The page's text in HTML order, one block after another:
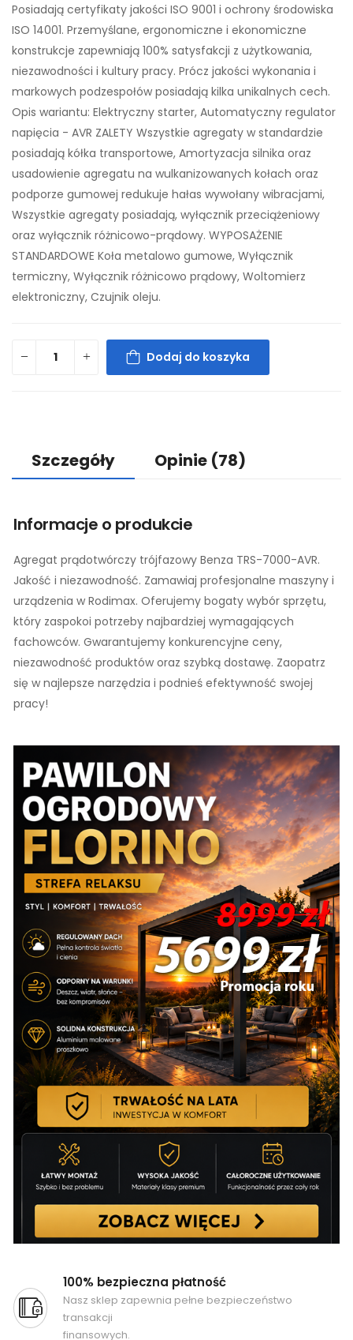
Posiadają certyfikaty jakości ISO 9001 i ochrony środowiska
ISO 14001. Przemyślane, ergonomiczne i ekonomiczne
konstrukcje zapewniają 100% satysfakcji z użytkowania,
niezawodności i kultury pracy. Prócz jakości wykonania i
markowych podzespołów posiadają kilka unikalnych cech.
Opis wariantu: Elektryczny starter, Automatyczny regulator
napięcia - AVR ZALETY Wszystkie agregaty w standardzie
posiadają kółka transportowe, Amortyzacja silnika oraz
usadowienie agregatu na wulkanizowanych kołach oraz
podporze gumowej redukuje hałas wywołany wibracjami,
Wszystkie agregaty posiadają, wyłącznik przeciążeniowy
oraz wyłącznik różnicowo-prądowy. WYPOSAŻENIE
STANDARDOWE Koła metalowo gumowe, Wyłącznik
termiczny, Wyłącznik różnicowo prądowy, Woltomierz
elektroniczny, Czujnik oleju.
Dodaj do koszyka
Szczegóły Opinie (78)
Informacje o produkcie
Agregat prądotwórczy trójfazowy Benza TRS-7000-AVR.
Jakość i niezawodność. Zamawiaj profesjonalne maszyny i
urządzenia w Rodimax. Oferujemy bogaty wybór sprzętu,
który zaspokoi potrzeby najbardziej wymagających
fachowców. Gwarantujemy konkurencyjne ceny,
niezawodność produktów oraz szybką dostawę. Zaopatrz
się w najlepsze narzędzia i podnieś efektywność swojej
pracy!
100% bezpieczna płatność
Nasz sklep zapewnia pełne bezpieczeństwo
transakcji
finansowych.